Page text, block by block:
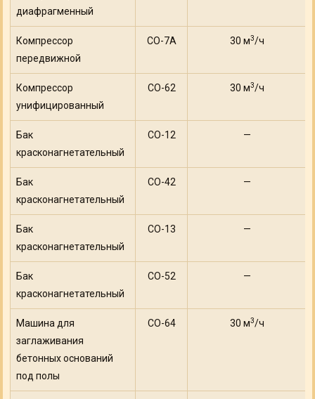
диафрагменный
Компрессор
передвижной
СО-7А 30 м3/ч
Компрессор
унифицированный
СО-62 30 м3/ч
Бак
красконагнетательный
СО-12 —
Бак
красконагнетательный
СО-42 —
Бак
красконагнетательный
СО-13 —
Бак
красконагнетательный
СО-52 —
Машина для
заглаживания
бетонных оснований
под полы
СО-64 30 м3/ч